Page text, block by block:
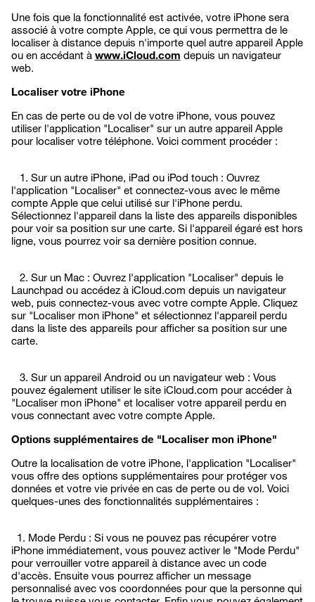
Une fois que la fonctionnalité est activée, votre iPhone sera
associé à votre compte Apple, ce qui vous permettra de le
localiser à distance depuis n'importe quel autre appareil Apple
ou en accédant à www.iCloud.com depuis un navigateur
web.
Localiser votre iPhone
En cas de perte ou de vol de votre iPhone, vous pouvez
utiliser l'application "Localiser" sur un autre appareil Apple
pour localiser votre téléphone. Voici comment procéder :
1. Sur un autre iPhone, iPad ou iPod touch : Ouvrez
l'application "Localiser" et connectez-vous avec le même
compte Apple que celui utilisé sur l'iPhone perdu.
Sélectionnez l'appareil dans la liste des appareils disponibles
pour voir sa position sur une carte. Si l'appareil égaré est hors
ligne, vous pourrez voir sa dernière position connue.
2. Sur un Mac : Ouvrez l'application "Localiser" depuis le
Launchpad ou accédez à iCloud.com depuis un navigateur
web, puis connectez-vous avec votre compte Apple. Cliquez
sur "Localiser mon iPhone" et sélectionnez l'appareil perdu
dans la liste des appareils pour afficher sa position sur une
carte.
3. Sur un appareil Android ou un navigateur web : Vous
pouvez également utiliser le site iCloud.com pour accéder à
"Localiser mon iPhone" et localiser votre appareil perdu en
vous connectant avec votre compte Apple.
Options supplémentaires de "Localiser mon iPhone"
Outre la localisation de votre iPhone, l'application "Localiser"
vous offre des options supplémentaires pour protéger vos
données et votre vie privée en cas de perte ou de vol. Voici
quelques-unes des fonctionnalités supplémentaires :
1. Mode Perdu : Si vous ne pouvez pas récupérer votre
iPhone immédiatement, vous pouvez activer le "Mode Perdu"
pour verrouiller votre appareil à distance avec un code
d'accès. Ensuite vous pourrez afficher un message
personnalisé avec vos coordonnées pour que la personne qui